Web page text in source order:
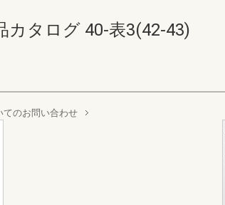
カタログ 40-表3(42-43)
てのお問い合わせ